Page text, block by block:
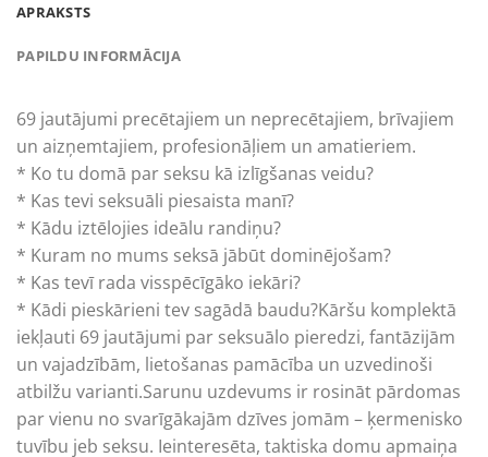
APRAKSTS
PAPILDU INFORMĀCIJA
69 jautājumi precētajiem un neprecētajiem, brīvajiem
un aizņemtajiem, profesionāļiem un amatieriem.
* Ko tu domā par seksu kā izlīgšanas veidu?
* Kas tevi seksuāli piesaista manī?
* Kādu iztēlojies ideālu randiņu?
* Kuram no mums seksā jābūt dominējošam?
* Kas tevī rada visspēcīgāko iekāri?
* Kādi pieskārieni tev sagādā baudu?Kāršu komplektā
iekļauti 69 jautājumi par seksuālo pieredzi, fantāzijām
un vajadzībām, lietošanas pamācība un uzvedinoši
atbilžu varianti.Sarunu uzdevums ir rosināt pārdomas
par vienu no svarīgākajām dzīves jomām – ķermenisko
tuvību jeb seksu. Ieinteresēta, taktiska domu apmaiņa